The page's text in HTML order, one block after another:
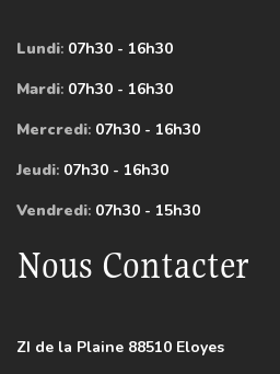
Lundi: 07h30 - 16h30
Mardi: 07h30 - 16h30
Mercredi: 07h30 - 16h30
Jeudi: 07h30 - 16h30
Vendredi: 07h30 - 15h30
Nous Contacter
ZI de la Plaine 88510 Eloyes